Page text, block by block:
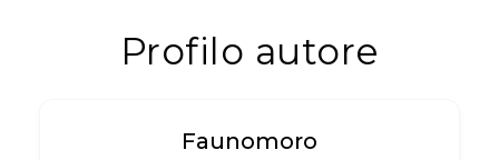
Profilo autore
Faunomoro